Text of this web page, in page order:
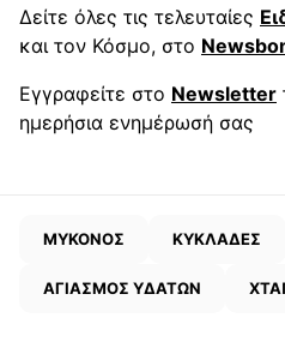
Δείτε όλες τις τελευταίες
και τον Κόσμο, στο
Εγγραφείτε στο Newsletter
ημερήσια ενημέρωσή σας
ΜΥΚΟΝΟΣ ΚΥΚΛΑΔΕΣ
ΑΓΙΑΣΜΟΣ ΥΔΑΤΩΝ